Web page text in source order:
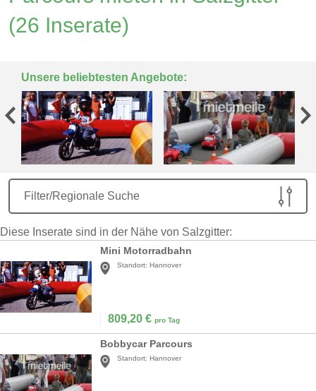
(26 Inserate)
Unsere beliebtesten Angebote:
Filter/Regionale Suche
Diese Inserate sind in der Nähe von Salzgitter:
Mini Motorradbahn
Standort: Hannover
809,20 € pro Tag
Bobbycar Parcours
Standort: Hannover